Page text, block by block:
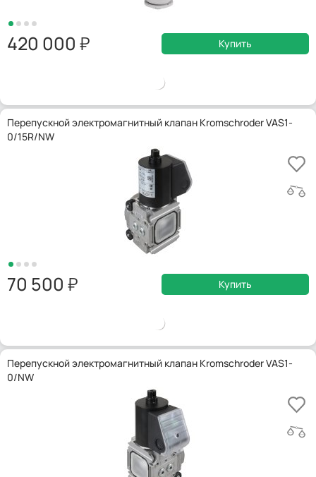
420 000 Купить
Перепускной электромагнитный клапан Kromschroder VAS1-
0/15R/NW
70 500 Купить
Перепускной электромагнитный клапан Kromschroder VAS1-
0/NW